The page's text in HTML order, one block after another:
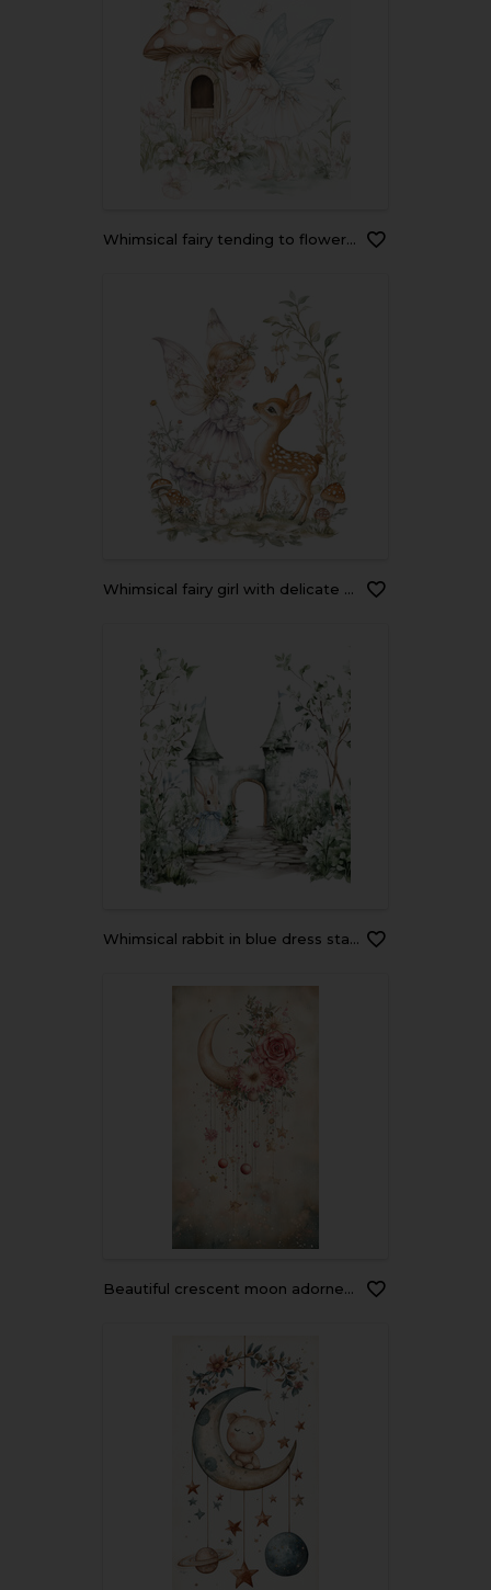
whimsical fairy tending to flowers near cozy mushroom house, surrounded by butterflies and delicate blooms, evokes sense of magic and tranquility
whimsical fairy girl with delicate wings interacts with gentle fawn serene forest setting. Surrounded by flowers, mushrooms, and butterflies, this enchanting scene evokes sense of magic and wonder
whimsical rabbit in blue dress stands near fairytale castle surrounded by lush greenery and flowers, creating serene and enchanting atmosphere
beautiful crescent moon adorned with pink roses and delicate flowers, featuring hanging stars and ornaments, creating dreamy and whimsical atmosphere